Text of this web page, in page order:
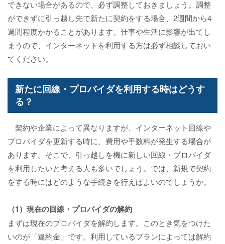
できない場合があるので、必ず調整しておきましょう。調整
ができずに引っ越し先で新たに契約をする場合、2週間から4
週間程度かかることがあります。仕事や生活に影響が出てし
まうので、インターネットを利用する方は必ず相談しておい
てください。
新たに回線・プロバイダを利用する時はどうす
る？
契約や企業によって異なりますが、インターネット回線や
プロバイダを更新する時に、費用や手数料が発生する場合が
あります。そこで、引っ越しを機に新しい回線・プロバイダ
を利用したいと考える人も多いでしょう。では、新規で契約
をする時にはどのような手続きを行えばよいのでしょうか。
（1）現在の回線・プロバイダの解約
まずは現在のプロバイダを解約します。このとき気をつけた
いのが「違約金」です。利用しているプランによっては解約